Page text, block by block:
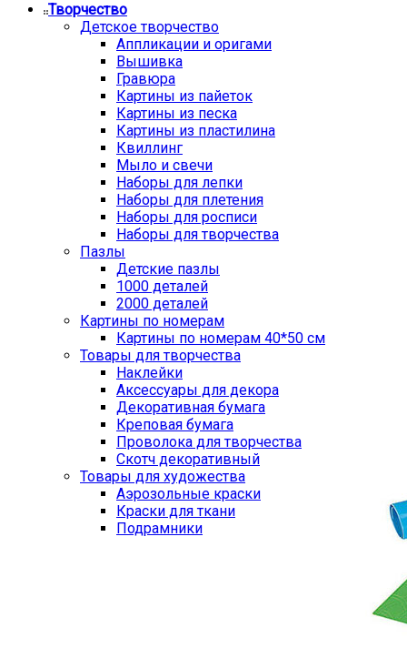
Творчество
Детское творчество
Аппликации и оригами
Вышивка
Гравюра
Картины из пайеток
Картины из песка
Картины из пластилина
Квиллинг
Мыло и свечи
Наборы для лепки
Наборы для плетения
Наборы для росписи
Наборы для творчества
Пазлы
Детские пазлы
1000 деталей
2000 деталей
Картины по номерам
Картины по номерам 40*50 см
Товары для творчества
Наклейки
Аксессуары для декора
Декоративная бумага
Креповая бумага
Проволока для творчества
Скотч декоративный
Товары для художества
Аэрозольные краски
Краски для ткани
Подрамники